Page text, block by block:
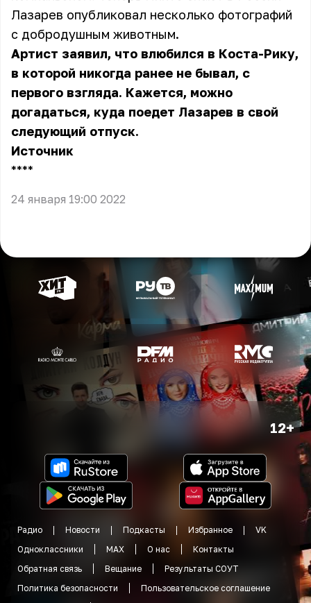
Лазарев опубликовал несколько фотографий
с добродушным животным.
Артист заявил, что влюбился в Коста-Рику,
в которой никогда ранее не бывал, с
первого взгляда. Кажется, можно
догадаться, куда поедет Лазарев в свой
следующий отпуск.
Источник
** **
24 января 19:00 2022
12+
Радио Новости Подкасты Избранное
VK
Одноклассники
MAX О нас
Контакты
Обратная связь
Вещание
Результаты СОУТ
Политика безопасности
Пользовательское соглашение